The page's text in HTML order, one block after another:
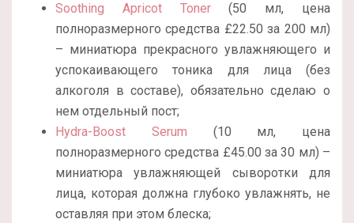
Soothing Apricot Toner(50 мл, цена
полноразмерного средства £22.50 за 200 мл)
– миниатюра прекрасного увлажняющего и
успокаивающего тоника для лица (без
алкоголя в составе), обязательно сделаю о
нем отдельный пост;
Hydra-Boost Serum (10 мл, цена
полноразмерного средства £45.00 за 30 мл) –
миниатюра увлажняющей сыворотки для
лица, которая должна глубоко увлажнять, не
оставляя при этом блеска;